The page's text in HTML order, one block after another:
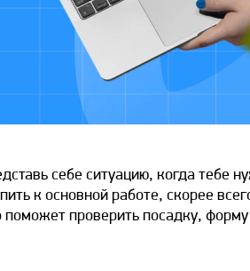
себе ситуацию, когда тебе
к основной работе, скорее
поможет проверить посадку,